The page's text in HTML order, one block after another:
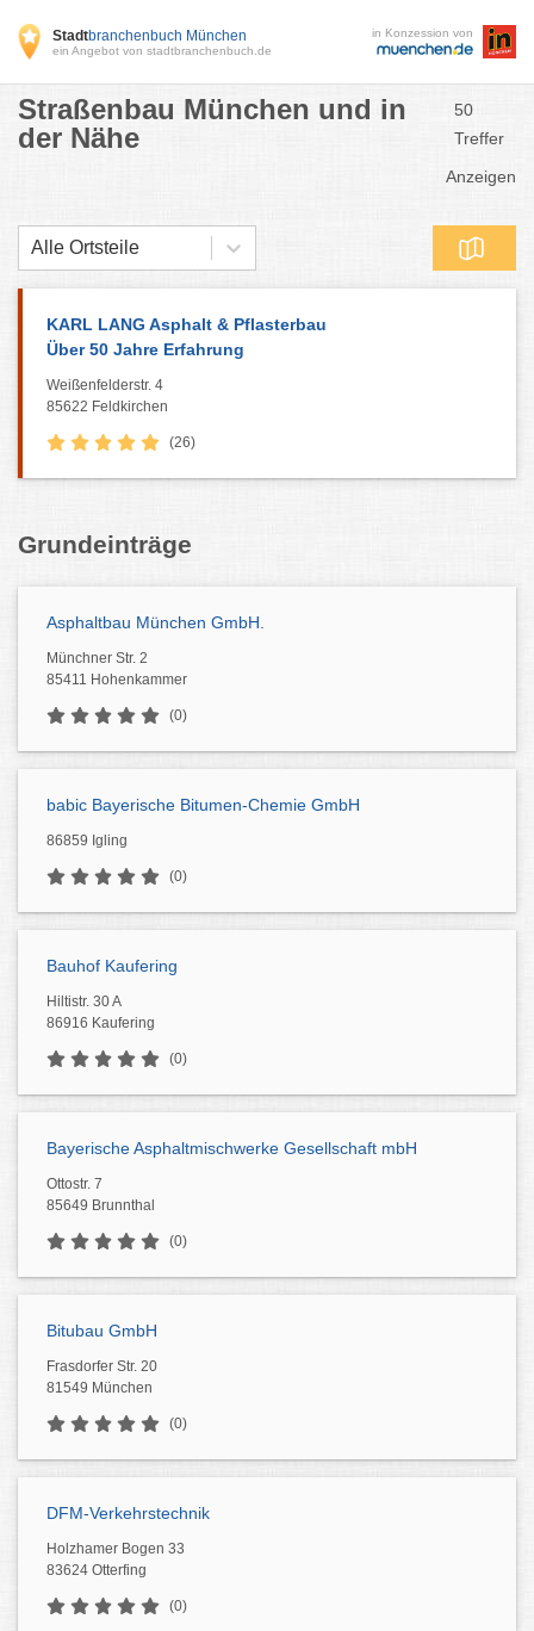
Stadtbranchenbuch München
ein Angebot von stadtbranchenbuch.de
in Konzession von
Straßenbau München und in
der Nähe
50
Treffer
Anzeigen
Alle Ortsteile
KARL LANG Asphalt & Pflasterbau
Über 50 Jahre Erfahrung
Weißenfelderstr. 4
85622 Feldkirchen
(26)
Grundeinträge
Asphaltbau München GmbH.
Münchner Str. 2
85411 Hohenkammer
(0)
babic Bayerische Bitumen-Chemie GmbH
86859 Igling
(0)
Bauhof Kaufering
Hiltistr. 30 A
86916 Kaufering
(0)
Bayerische Asphaltmischwerke Gesellschaft mbH
Ottostr. 7
85649 Brunnthal
(0)
Bitubau GmbH
Frasdorfer Str. 20
81549 München
(0)
DFM-Verkehrstechnik
Holzhamer Bogen 33
83624 Otterfing
(0)